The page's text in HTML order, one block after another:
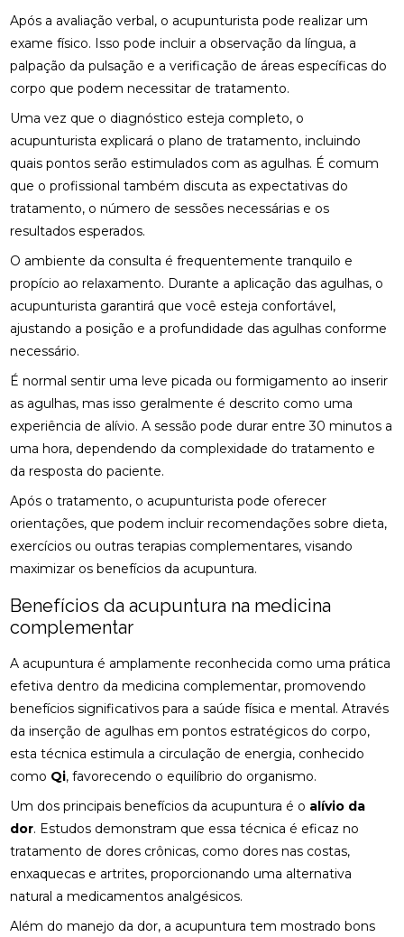
Após a avaliação verbal, o acupunturista pode realizar um
exame físico. Isso pode incluir a observação da língua, a
palpação da pulsação e a verificação de áreas específicas do
corpo que podem necessitar de tratamento.
Uma vez que o diagnóstico esteja completo, o
acupunturista explicará o plano de tratamento, incluindo
quais pontos serão estimulados com as agulhas. É comum
que o profissional também discuta as expectativas do
tratamento, o número de sessões necessárias e os
resultados esperados.
O ambiente da consulta é frequentemente tranquilo e
propício ao relaxamento. Durante a aplicação das agulhas, o
acupunturista garantirá que você esteja confortável,
ajustando a posição e a profundidade das agulhas conforme
necessário.
É normal sentir uma leve picada ou formigamento ao inserir
as agulhas, mas isso geralmente é descrito como uma
experiência de alívio. A sessão pode durar entre 30 minutos a
uma hora, dependendo da complexidade do tratamento e
da resposta do paciente.
Após o tratamento, o acupunturista pode oferecer
orientações, que podem incluir recomendações sobre dieta,
exercícios ou outras terapias complementares, visando
maximizar os benefícios da acupuntura.
Benefícios da acupuntura na medicina
complementar
A acupuntura é amplamente reconhecida como uma prática
efetiva dentro da medicina complementar, promovendo
benefícios significativos para a saúde física e mental. Através
da inserção de agulhas em pontos estratégicos do corpo,
esta técnica estimula a circulação de energia, conhecido
como Qi, favorecendo o equilíbrio do organismo.
Um dos principais benefícios da acupuntura é o alívio da
dor. Estudos demonstram que essa técnica é eficaz no
tratamento de dores crônicas, como dores nas costas,
enxaquecas e artrites, proporcionando uma alternativa
natural a medicamentos analgésicos.
Além do manejo da dor, a acupuntura tem mostrado bons
ACUPUNTURA PARA NERVO CIÁTICO: ALÍVIO EFICAZ
PARA A DOR E MELHORA DA MOBILIDADE
PARA DOR E MELHORA DA MOBILIDADE
ACUPUNTURA PARA O NERVO CIÁTICO: ALÍVIO
NATURAL E EFICAZ
ACUPUNTURA PERTO DE MIM: ENCONTRE O
MELHOR ATENDIMENTO NA SUA REGIÃO
MELHOR ATENDIMENTO PARA SEU BEM-ESTAR
ACUPUNTURA RJ: ALÍVIO E BEM-ESTAR
ONDE ENCONTRAR
SUA SAÚDE
BENEFÍCIOS DA ACUPUNTURA PARA SAÚDE
BEM-ESTAR
BENEFÍCIOS DA OSTEOPATIA PARA A COLUNA
BENEFÍCIOS DA PALMILA ORTOPÉDICA PARA
SAÚDE
VOCÊ PRECISA CONHECER
BENEFÍCIOS DA QUIROPRAXIA CERVICAL
BENEFÍCIOS DA QUIROPRAXIA CERVICAL PARA SUA
SAÚDE
BENEFÍCIOS DA QUIROPRAXIA CERVICAL PARA SUA
SAÚDE: GUIA COMPLETO
BENEFÍCIOS DA QUIROPRAXIA CERVICAL: UM GUIA
COMPLETO
quiropraxia perto quiropraxia perto de mim
rpg escoliose